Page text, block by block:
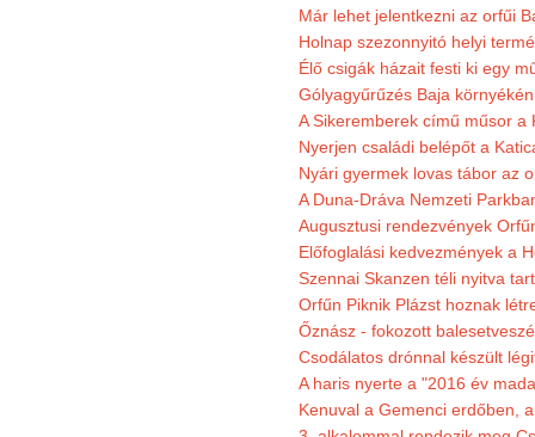
Már lehet jelentkezni az orfűi
Holnap szezonnyitó helyi
Élő csigák házait festi ki egy
Gólyagyűrűzés Baja
A Sikeremberek című műsor a
Nyerjen családi belépőt a
Nyári gyermek lovas tábor az
A Duna-Dráva Nemzeti
Augusztusi rendezvények
Előfoglalási kedvezmények a
Szennai Skanzen téli nyitva
Orfűn Piknik Plázst hoznak
Őznász - fokozott
Csodálatos drónnal készült
A haris nyerte a "2016 év
Kenuval a Gemenci erdőben,